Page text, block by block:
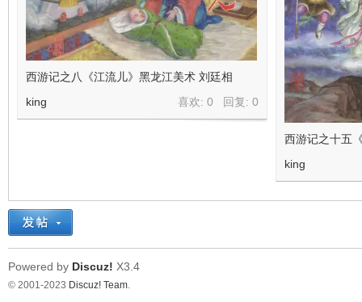
西游记之八《江流儿》黑龙江美术 刘廷相
喜欢: 0 回复: 0
king
西游记之十五
king
Powered by Discuz! X3.4
© 2001-2023 Discuz! Team.